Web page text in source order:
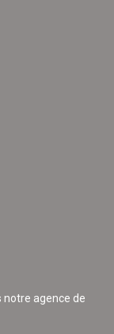
notre agence de